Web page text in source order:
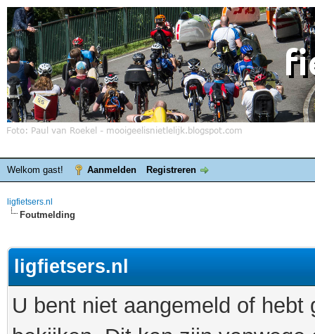
Welkom gast! Aanmelden Registreren
ligfietsers.nl
Foutmelding
ligfietsers.nl
U bent niet aangemeld of